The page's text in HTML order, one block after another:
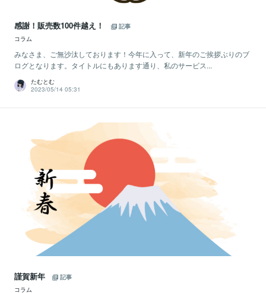
感謝！販売数100件越え！
記事
コラム
みなさま、ご無沙汰しております！今年に入って、新年のご挨拶ぶりのブ
ログとなります。タイトルにもあります通り、私のサービス...
たむとむ
2023/05/14 05:31
謹賀新年
記事
コラム